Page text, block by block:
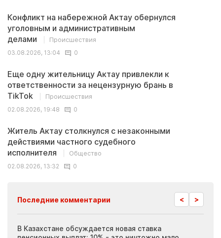
Конфликт на набережной Актау обернулся
уголовным и административным
делами
Происшествия
03.08.2026, 13:04
0
Еще одну жительницу Актау привлекли к
ответственности за нецензурную брань в
TikTok
Происшествия
02.08.2026, 19:48
0
Житель Актау столкнулся с незаконными
действиями частного судебного
исполнителя
Общество
02.08.2026, 13:32
0
Последние комментарии < >
В Казахстане обсуждается новая ставка